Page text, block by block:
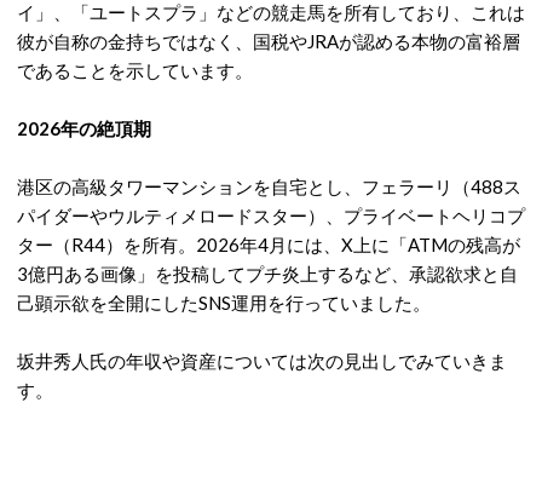
イ」、「ユートスプラ」などの競走馬を所有しており
、これは
彼が自称の金持ちではなく、国税やJRAが認める本物の富裕層
であることを示しています。
2026年の絶頂期
港区の高級タワーマンションを自宅とし、フェラーリ（488ス
パイダーやウルティメロードスター）、プライベートヘリコプ
ター（R44）を所有。2026年4月には、X上に「ATMの残高が
3億円ある画像」を投稿してプチ炎上するなど、承認欲求と自
己顕示欲を全開にしたSNS運用を行っていました 。
坂井秀人氏の年収や資産については次の見出しでみていきま
す。